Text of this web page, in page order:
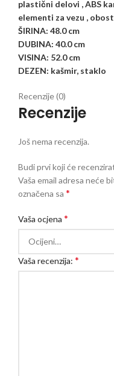
plastični delovi , ABS
elementi za vezu ,
ŠIRINA: 48.0 cm
DUBINA: 40.0 cm
VISINA: 52.0 cm
DEZEN: kašmir, staklo
Recenzije (0)
Recenzije
Još nema recenzija.
Budi prvi koji će
Vaša email adresa neće
označena sa *
Vaša ocjena *
Vaša recenzija: *